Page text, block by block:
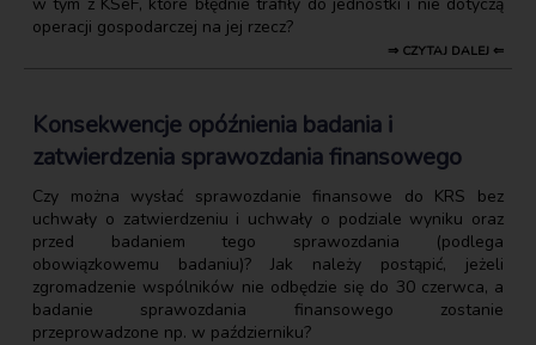
operacji gospodarczej na jej rzecz?
⇒ CZYTAJ DALEJ ⇐
Konsekwencje opóźnienia badania i
zatwierdzenia sprawozdania finansowego
Czy można wysłać sprawozdanie finansowe do KRS bez
uchwały o zatwierdzeniu i uchwały o podziale wyniku oraz
przed badaniem tego sprawozdania (podlega
obowiązkowemu badaniu)? Jak należy postąpić, jeżeli
zgromadzenie wspólników nie odbędzie się do 30 czerwca, a
badanie sprawozdania finansowego zostanie
przeprowadzone np. w październiku?